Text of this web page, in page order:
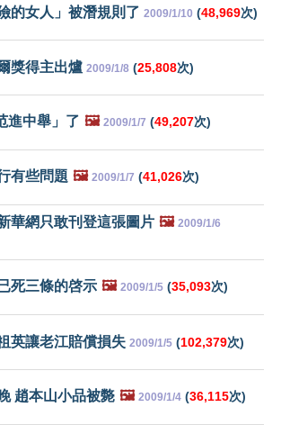
的女人」被潛規則了 2009/1/10 (48,969次)
獎得主出爐 2009/1/8 (25,808次)
進中舉」了 🖼️ 2009/1/7 (49,207次)
有些問題 🖼️ 2009/1/7 (41,026次)
華網只敢刊登這張圖片 🖼️ 2009/1/6
死三條的啓示 🖼️ 2009/1/5 (35,093次)
英讓老江賠償損失 2009/1/5 (102,379次)
趙本山小品被斃 🖼️ 2009/1/4 (36,115次)